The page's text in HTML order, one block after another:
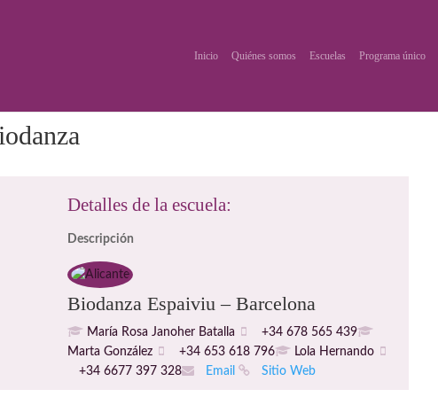
Inicio Quiénes somos Escuelas Programa único
Detalles de la escuela:
Descripción
Biodanza Espaiviu – Barcelona
María Rosa Janoher Batalla
+34 678 565 439
Marta González
+34 653 618 796
Lola Hernando
+34 6677 397 328
Email Sitio Web